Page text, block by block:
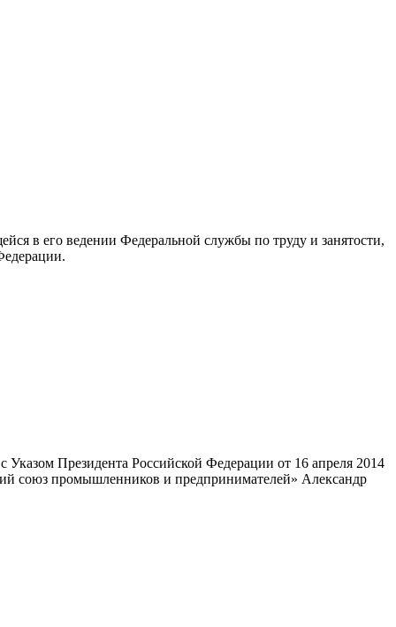
в его ведении Федеральной службы по труду и занятости,
Президента Российской Федерации от 16 апреля 2014
союз промышленников и предпринимателей» Александр